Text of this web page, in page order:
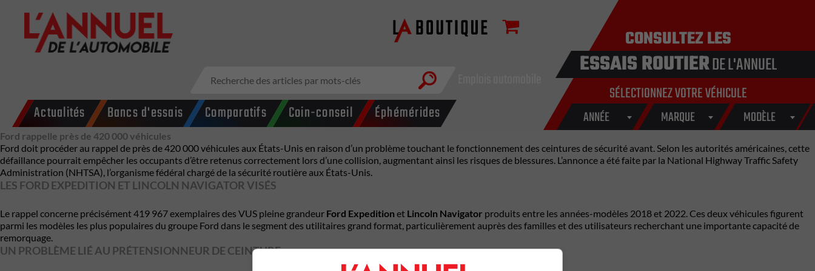
Actualités Bancs d'essais Comparatifs Coin-conseil Éphémérides
CONSULTEZ LES
ESSAIS ROUTIERDE L'ANNUEL
SÉLECTIONNEZ VOTRE VÉHICULE
ANNÉE MARQUE MODÈLE
Ford rappelle près de 420 000 véhicules
Ford doit procéder au rappel de près de 420 000 véhicules aux États-Unis en raison d’un problème touchant le fonctionnement des ceintures de sécurité avant. Selon les autorités américaines, cette
défaillance pourrait empêcher les occupants d’être retenus correctement lors d’une collision, augmentant ainsi les risques de blessures. L’annonce a été faite par la National Highway Traffic Safety
Administration (NHTSA), l’organisme fédéral chargé de la sécurité routière aux États-Unis.
LES FORD EXPEDITION ET LINCOLN NAVIGATOR VISÉS
Le rappel concerne précisément 419 967 exemplaires des VUS pleine grandeur Ford Expedition et Lincoln Navigator produits entre les années-modèles 2018 et 2022. Ces deux véhicules figurent
parmi les modèles les plus populaires du groupe Ford dans le segment des utilitaires grand format, particulièrement auprès des familles et des utilisateurs recherchant une importante capacité de
remorquage.
UN PROBLÈME LIÉ AU PRÉTENSIONNEUR DE CEINTURE